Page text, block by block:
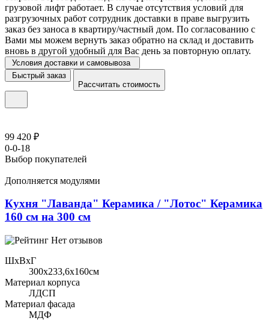
грузовой лифт работает. В случае отсутствия условий для
разгрузочных работ сотрудник доставки в праве выгрузить
заказ без заноса в квартиру/частный дом. По согласованию с
Вами мы можем вернуть заказ обратно на склад и доставить
вновь в другой удобный для Вас день за повторную оплату.
Условия доставки и самовывоза
Быстрый заказ
Рассчитать стоимость
99 420 ₽
0-0-18
Выбор покупателей
Дополняется модулями
Кухня "Лаванда" Керамика / "Лотос" Керамика
160 см на 300 см
Нет отзывов
ШхВхГ
300x233,6х160см
Материал корпуса
ЛДСП
Материал фасада
МДФ